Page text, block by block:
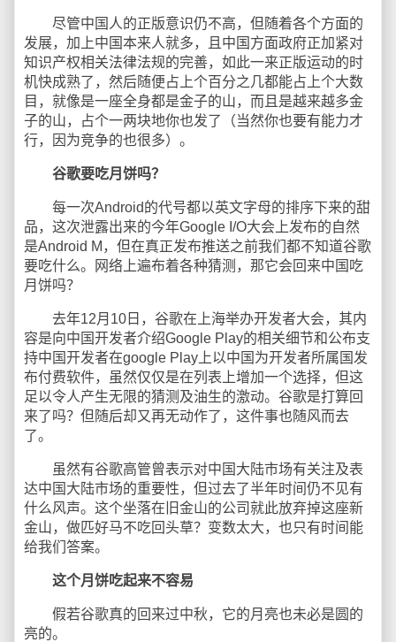
尽管中国人的正版意识仍不高，但随着各个方面的
发展，加上中国本来人就多，且中国方面政府正加紧对
知识产权相关法律法规的完善，如此一来正版运动的时
机快成熟了，然后随便占上个百分之几都能占上个大数
目，就像是一座全身都是金子的山，而且是越来越多金
子的山，占个一两块地你也发了（当然你也要有能力才
行，因为竞争的也很多）。
谷歌要吃月饼吗？
每一次Android的代号都以英文字母的排序下来的甜
品，这次泄露出来的今年Google I/O大会上发布的自然
是Android M，但在真正发布推送之前我们都不知道谷歌
要吃什么。网络上遍布着各种猜测，那它会回来中国吃
月饼吗？
去年12月10日，谷歌在上海举办开发者大会，其内
容是向中国开发者介绍Google Play的相关细节和公布支
持中国开发者在google Play上以中国为开发者所属国发
布付费软件，虽然仅仅是在列表上增加一个选择，但这
足以令人产生无限的猜测及油生的激动。谷歌是打算回
来了吗？但随后却又再无动作了，这件事也随风而去
了。
虽然有谷歌高管曾表示对中国大陆市场有关注及表
达中国大陆市场的重要性，但过去了半年时间仍不见有
什么风声。这个坐落在旧金山的公司就此放弃掉这座新
金山，做匹好马不吃回头草？变数太大，也只有时间能
给我们答案。
这个月饼吃起来不容易
假若谷歌真的回来过中秋，它的月亮也未必是圆的
亮的。